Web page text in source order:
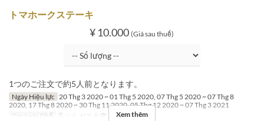
トマホークステーキ
¥ 10.000 (Giá sau thuế)
1つのご注文で約5人前となります。
Ngày Hiệu lực 20 Thg 3 2020 ~ 01 Thg 5 2020, 07 Thg 5 2020 ~ 07 Thg 8
2020, 17 Thg 8 2020 ~ 30 Thg 11 2020, 05 Thg 12 2020 ~ 07 Thg 3 2021
Các Loại Ghế
手ぶらガス火席 Xem thêm